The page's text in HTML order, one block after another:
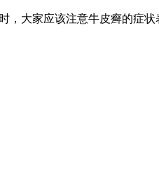
大家应该注意牛皮癣的症